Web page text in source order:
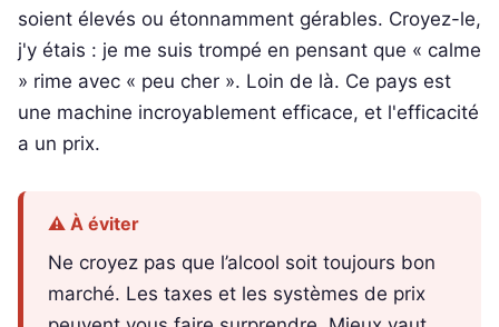
soient élevés ou étonnamment gérables. Croyez-le,
j'y étais : je me suis trompé en pensant que « calme
» rime avec « peu cher ». Loin de là. Ce pays est
une machine incroyablement efficace, et l'efficacité
a un prix.
⚠️ À éviter
Ne croyez pas que l’alcool soit toujours bon
marché. Les taxes et les systèmes de prix